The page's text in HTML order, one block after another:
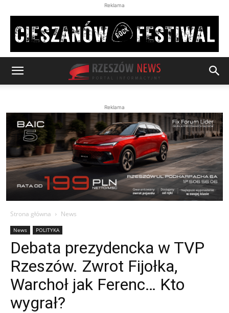
Reklama
Reklama
Strona główna News
News POLITYKA
Debata prezydencka w TVP
Rzeszów. Zwrot Fijołka,
Warchoł jak Ferenc… Kto
wygrał?